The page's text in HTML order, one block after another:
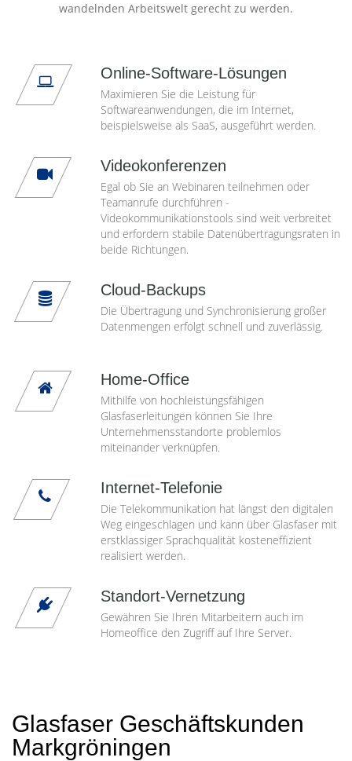
wandelnden Arbeitswelt gerecht zu werden.
Online-Software-Lösungen
Maximieren Sie die Leistung für
Softwareanwendungen, die im Internet,
beispielsweise als SaaS, ausgeführt werden.
Videokonferenzen
Egal ob Sie an Webinaren teilnehmen oder
Teamanrufe durchführen -
Videokommunikationstools sind weit verbreitet
und erfordern stabile Datenübertragungsraten in
beide Richtungen.
Cloud-Backups
Die Übertragung und Synchronisierung großer
Datenmengen erfolgt schnell und zuverlässig.
Home-Office
Mithilfe von hochleistungsfähigen
Glasfaserleitungen können Sie Ihre
Unternehmensstandorte problemlos
miteinander verknüpfen.
Internet-Telefonie
Die Telekommunikation hat längst den digitalen
Weg eingeschlagen und kann über Glasfaser mit
erstklassiger Sprachqualität kosteneffizient
realisiert werden.
Standort-Vernetzung
Gewähren Sie Ihren Mitarbeitern auch im
Homeoffice den Zugriff auf Ihre Server.
Glasfaser Geschäftskunden
Markgröningen